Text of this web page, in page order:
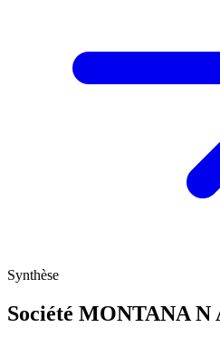
Synthèse
Société MONTANA N